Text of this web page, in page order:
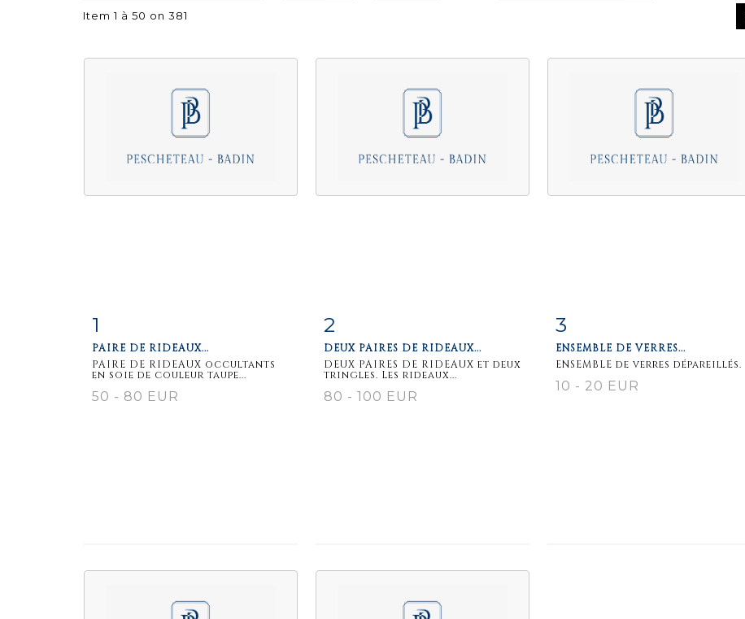
Item 1 à 50 on 381
1
PAIRE DE RIDEAUX...
PAIRE DE RIDEAUX occultants
en soie de couleur taupe...
50 - 80 EUR
2
DEUX PAIRES DE RIDEAUX...
DEUX PAIRES DE RIDEAUX et deux
tringles. Les rideaux...
80 - 100 EUR
3
ENSEMBLE DE VERRES...
ENSEMBLE de verres dépareillés.
10 - 20 EUR